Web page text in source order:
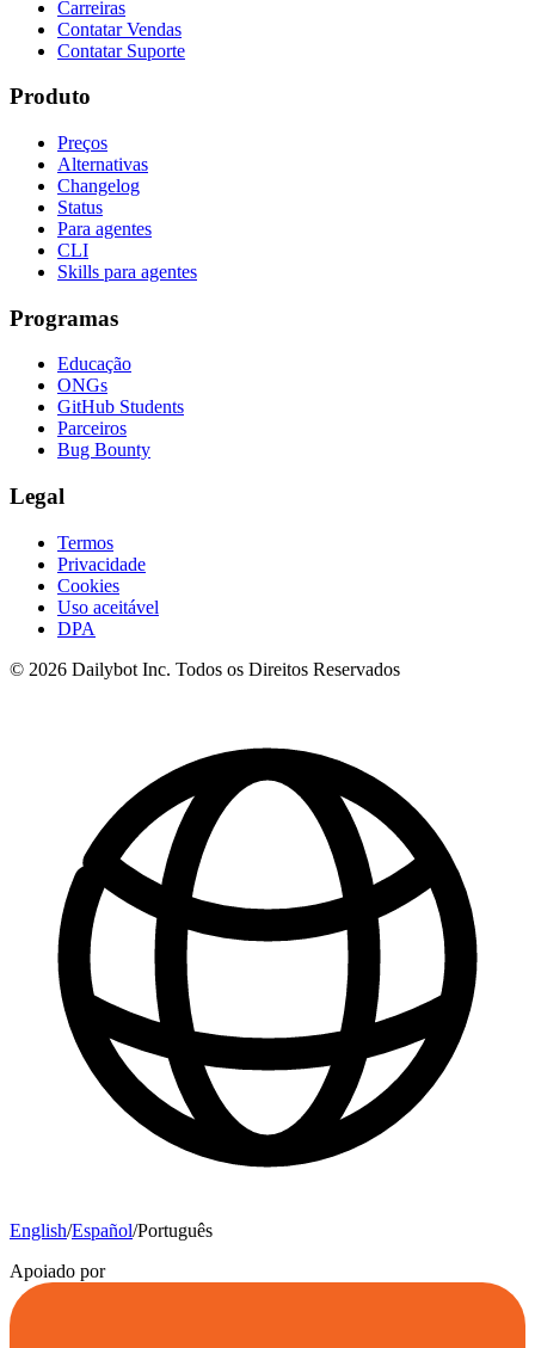
Carreiras
Contatar Vendas
Contatar Suporte
Produto
Preços
Alternativas
Changelog
Status
Para agentes
CLI
Skills para agentes
Programas
Educação
ONGs
GitHub Students
Parceiros
Bug Bounty
Legal
Termos
Privacidade
Cookies
Uso aceitável
DPA
© 2026 Dailybot Inc. Todos os Direitos Reservados
English/Español/Português
Apoiado por